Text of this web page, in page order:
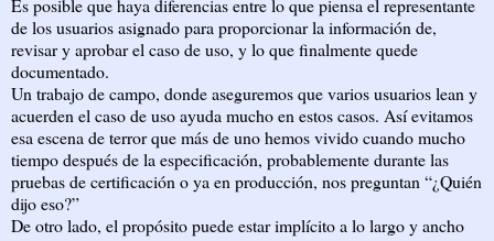
Es posible que haya diferencias entre lo que piensa el representante
de los usuarios asignado para proporcionar la información de,
revisar y aprobar el caso de uso, y lo que finalmente quede
documentado.
Un trabajo de campo, donde aseguremos que varios usuarios lean y
acuerden el caso de uso ayuda mucho en estos casos. Así evitamos
esa escena de terror que más de uno hemos vivido cuando mucho
tiempo después de la especificación, probablemente durante las
pruebas de certificación o ya en producción, nos preguntan “¿Quién
dijo eso?”
De otro lado, el propósito puede estar implícito a lo largo y ancho